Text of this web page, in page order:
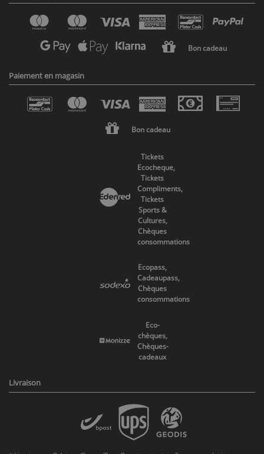
Bon cadeau
Paiement en magasin
Bon cadeau
Tickets
Ecocheque,
Tickets
Compliments,
Tickets
Sports &
Cultures,
Chèques
consommations
Ecopass,
Cadeaupass,
Chèques
consommations
Eco-
chèques,
Chèques-
cadeaux
Livraison